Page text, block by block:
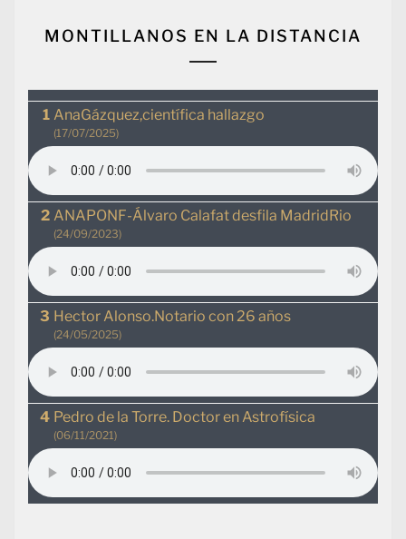
MONTILLANOS EN LA DISTANCIA
AnaGázquez,científica hallazgo
(17/07/2025)
ANAPONF-Álvaro Calafat desfila MadridRio
(24/09/2023)
Hector Alonso.Notario con 26 años
(24/05/2025)
Pedro de la Torre. Doctor en Astrofísica
(06/11/2021)